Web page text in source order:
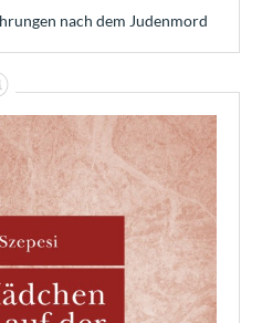
nach dem Judenmord